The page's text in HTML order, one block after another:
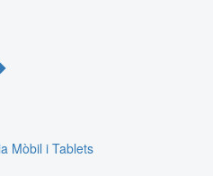
Mòbil i Tablets